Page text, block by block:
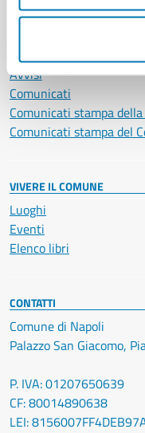
Notizie
Avvisi
Comunicati
Comunicati stampa
Comunicati stampa del
VIVERE IL COMUNE
Luoghi
Eventi
Elenco libri
CONTATTI
Comune di Napoli
Palazzo San Giacomo,
P. IVA: 01207650639
CF: 80014890638
LEI: